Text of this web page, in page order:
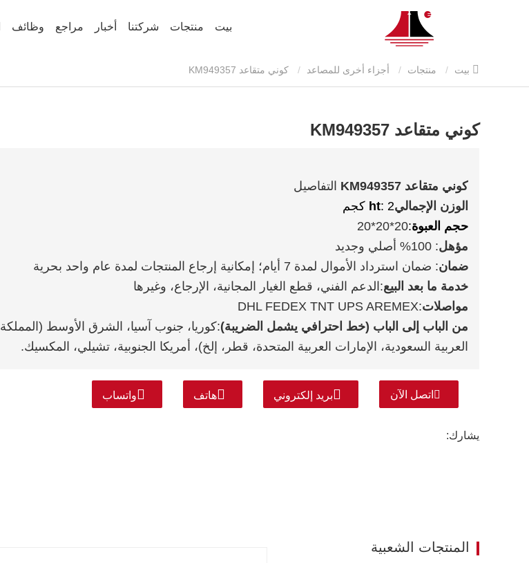
بيت منتجات شركتنا أخبار مراجع وظائف
منتجات أجزاء أخرى للمصاعد
كوني متقاعد KM949357
كوني متقاعد KM949357
التفاصيل
الوزن الإجمالي
ht: 2 كجم
حجم العبوة:
20*20*20
مؤهل: 100% أصلي وجديد
ضمان: ضمان استرداد الأموال لمدة 7 أيام؛ إمكانية إرجاع المنتجات لمدة عام واحد بحرية
خدمة ما بعد البيع:الدعم الفني، قطع الغيار المجانية، الإرجاع، وغيرها
مواصلات:DHL FEDEX TNT UPS AREMEX
من الباب إلى الباب (خط احترافي يشمل الضريبة):كوريا، جنوب آسيا، الشرق الأوسط (المملكة
العربية السعودية، الإمارات العربية المتحدة، قطر، إلخ)، أمريكا الجنوبية، تشيلي، المكسيك.
اتصل الآن بريد إلكتروني هاتف واتساب
يشارك:
المنتجات الشعبية